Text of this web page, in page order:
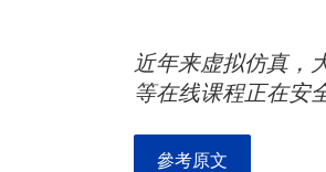
近年来虚拟仿真，
等在线课程正在安
參考原文